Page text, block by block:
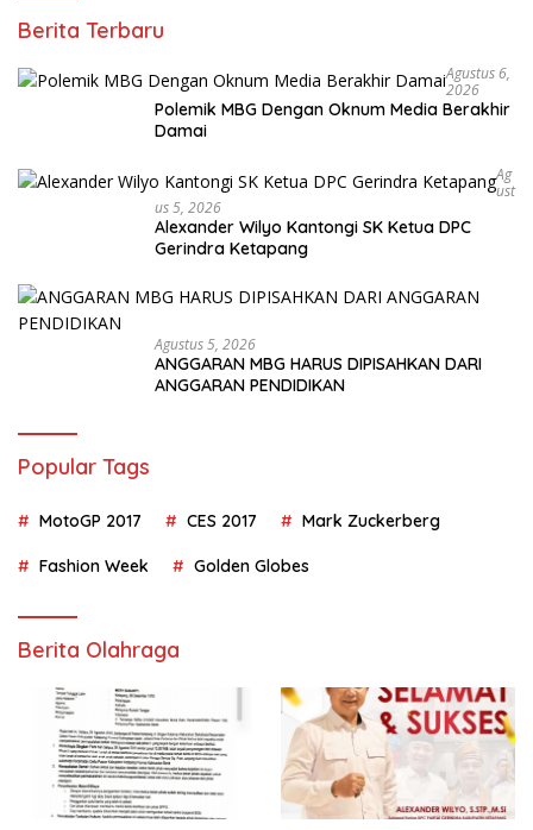
Berita Terbaru
Agustus 6,
2026
Polemik MBG Dengan Oknum Media Berakhir
Damai
Ag
Ust
Us 5, 2026
Alexander Wilyo Kantongi SK Ketua DPC
Gerindra Ketapang
Agustus 5, 2026
ANGGARAN MBG HARUS DIPISAHKAN DARI
ANGGARAN PENDIDIKAN
Popular Tags
MotoGP 2017 CES 2017 Mark Zuckerberg
Fashion Week Golden Globes
Berita Olahraga